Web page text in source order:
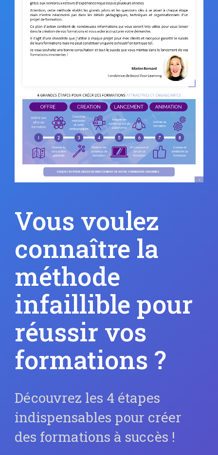
Vous voulez
connaître la
méthode
infaillible pour
réussir vos
formations ?
Découvrez les 4 étapes
indispensables pour créer
des formations à succès !